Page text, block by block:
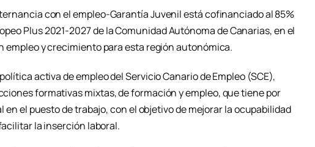
con el empleo-Garantía Juvenil está cofinanciado al 85%
Plus 2021-2027 de la Comunidad Autónoma de Canarias, en el
empleo y crecimiento para esta región autonómica.
activa de empleo del Servicio Canario de Empleo (SCE),
formativas mixtas, de formación y empleo, que tiene por
el puesto de trabajo, con el objetivo de mejorar la ocupabilidad
la inserción laboral.